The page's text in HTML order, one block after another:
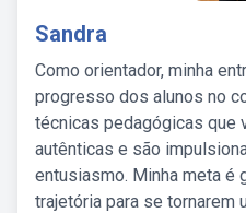
Sandra
Como orientador, minha
progresso dos alunos no
técnicas pedagógicas que
autênticas e são
entusiasmo. Minha meta é
trajetória para se tornarem